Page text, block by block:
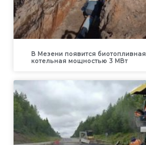
В Мезени появится биотопливная
котельная мощностью 3 МВт